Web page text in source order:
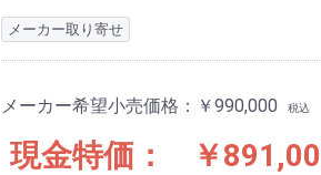
メーカー取り寄せ
メーカー希望小売価格： ￥990,000 税込
現金特価： ￥